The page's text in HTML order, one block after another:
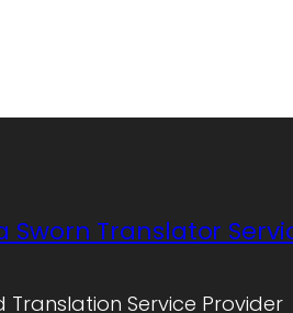
Sworn Translator
Service Provider